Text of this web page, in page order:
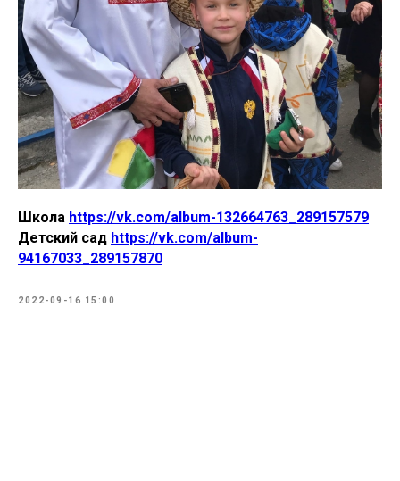
Школа https://vk.com/album-132664763_289157579
Детский сад https://vk.com/album-
94167033_289157870
2022-09-16 15:00